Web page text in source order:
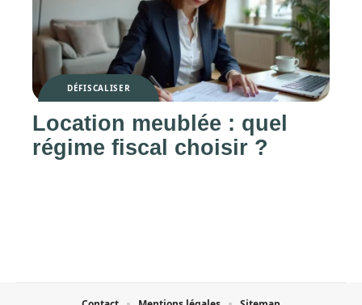
DÉFISCALISER
Location meublée : quel
régime fiscal choisir ?